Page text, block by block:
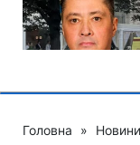
Головна » Новини